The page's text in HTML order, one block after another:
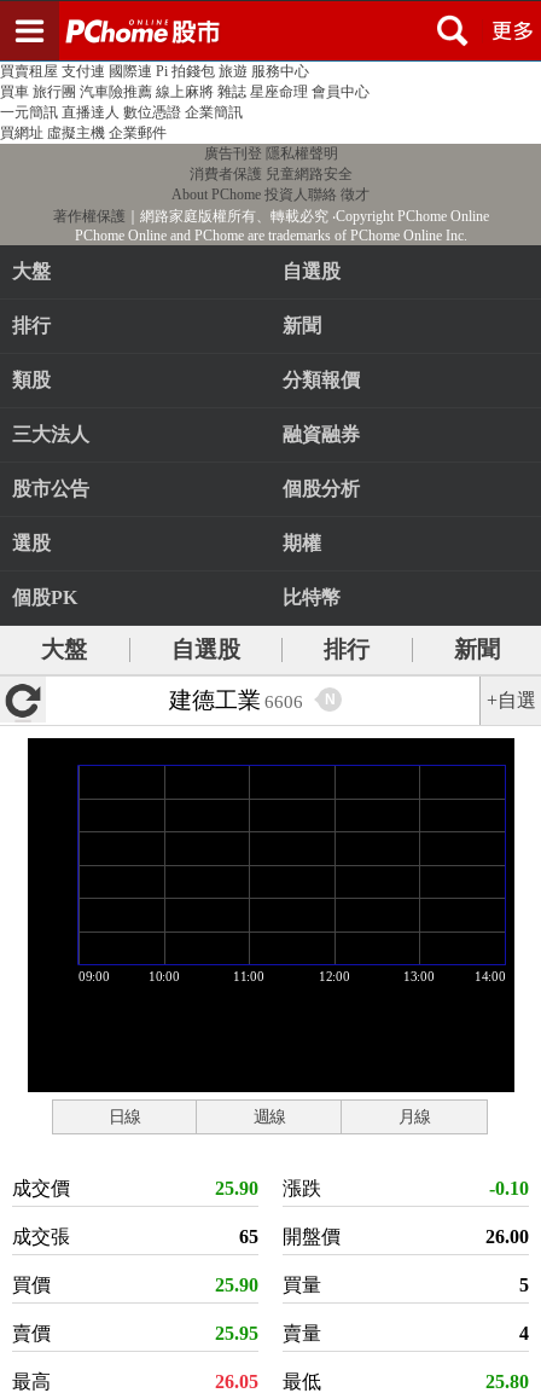
PChome首頁 線上購物 24h購物 書店
買賣租屋 支付連 國際連 Pi 拍錢包 旅遊 服務中心
買車 旅行團 汽車險推薦 線上麻將 雜誌 星座命理 會員中心
一元簡訊 直播達人 數位憑證 企業簡訊
買網址 虛擬主機 企業郵件
廣告刊登 隱私權聲明
消費者保護 兒童網路安全
About PChome 投資人聯絡 徵才
著作權保護 ｜網路家庭版權所有、轉載必究‧Copyright PChome Online
PChome Online and PChome are trademarks of PChome Online Inc.
大盤 自選股
排行 新聞
類股 分類報價
三大法人 融資融券
股市公告 個股分析
選股 期權
個股PK 比特幣
大盤 自選股 排行
新聞
建德工業 6606 N +自選
日線 週線 月線
成交價 25.90
成交張 65
買價 25.90
賣價 25.95
最高 26.05
漲跌 -0.10
開盤價 26.00
買量 5
賣量 4
最低 25.80